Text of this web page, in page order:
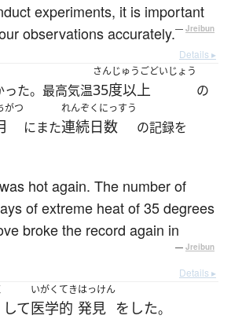
experiments, it is important
observations accurately.— Jreibun
Details ▸
った。最高気温
さんじゅうごどいじょう
35度以上 の
がつ
にまた
れんぞくにっすう
連続日数 の記録を
hot again. The number of
of extreme heat of 35 degrees
broke the record again in
— Jreibun
Details ▸
して
いがく
医学
てき
的
はっけん
発見 を した。